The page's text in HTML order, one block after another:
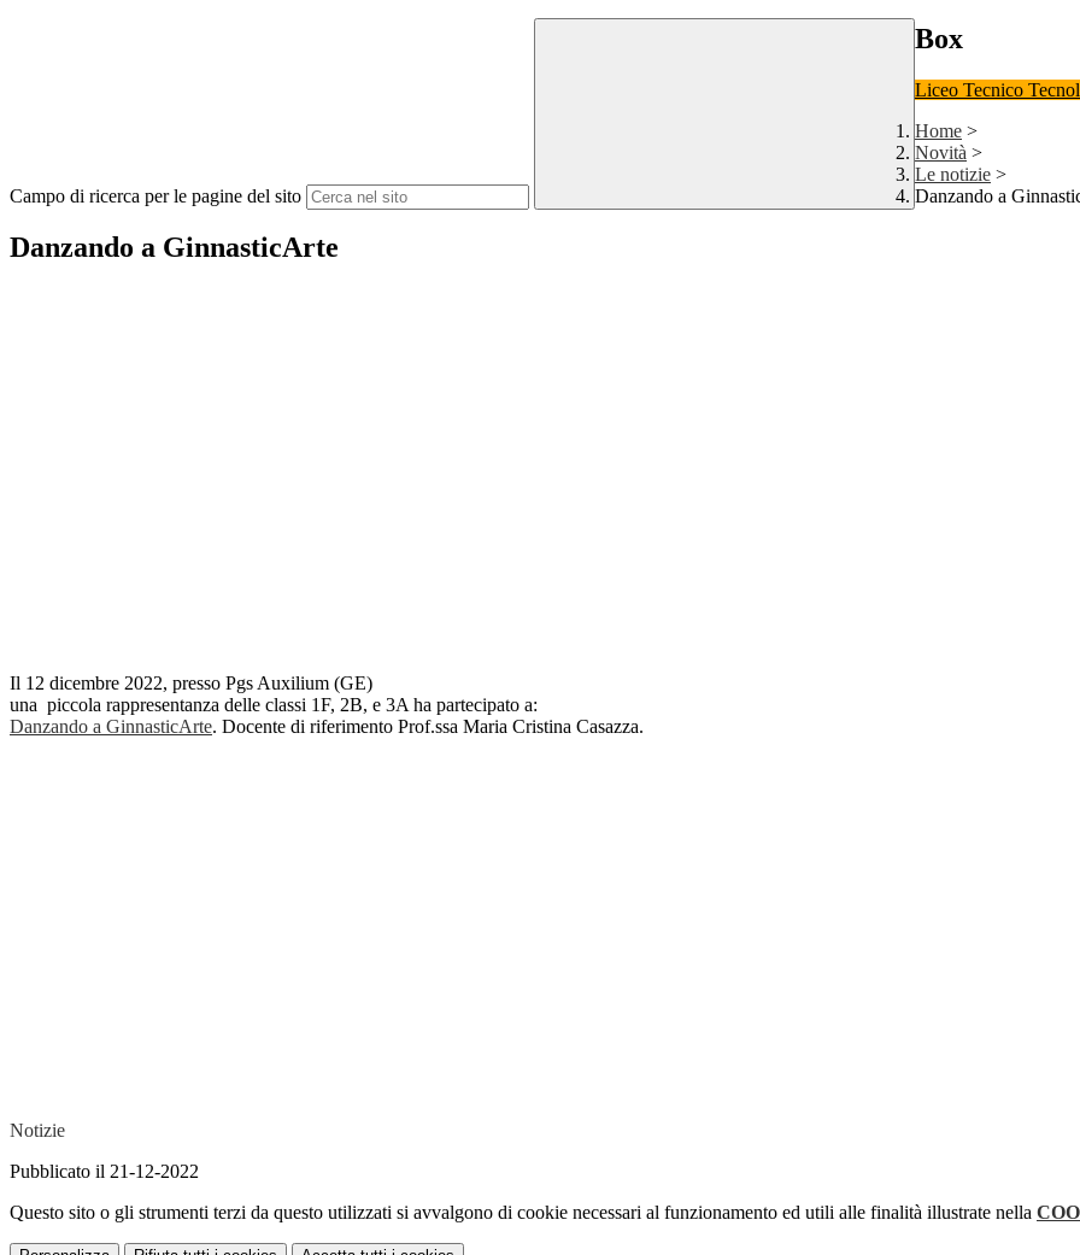
Campo di ricerca per le pagine del sito
Box
Liceo Tecnico
Home >
Novità >
Le notizie >
Danzando a
Danzando a GinnasticArte
Il 12 dicembre 2022, presso Pgs Auxilium (GE)
una piccola rappresentanza delle classi 1F, 2B, e 3A ha partecipato a:
Danzando a GinnasticArte. Docente di riferimento Prof.ssa Maria Cristina Casazza.
Notizie
Pubblicato il 21-12-2022
Questo sito o gli strumenti terzi da questo utilizzati si avvalgono di cookie necessari al funzionamento ed utili alle finalità illustrate nella